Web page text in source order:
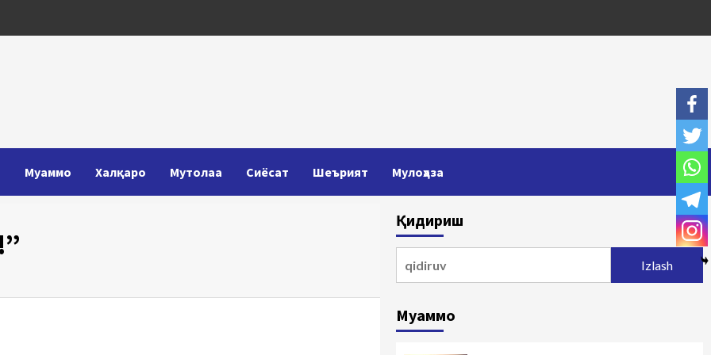
Муаммо Халқаро Мутолаа Сиёсат Шеърият Мулоҳаза
Қидириш
Муаммо